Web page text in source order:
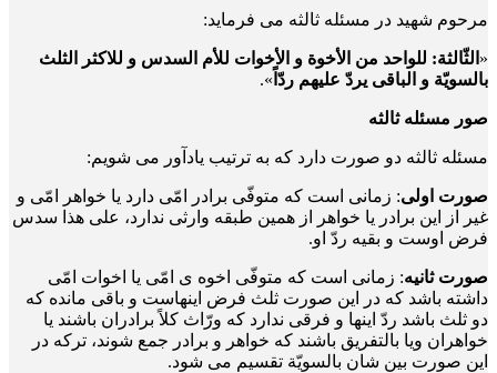
مرحوم شهید در مسئله ثالثه می فرماید:
« الثّالثة: للواحد من الأخوة و الأخوات للأم السدس و للاکثر الثلث
بالسویّة و الباقی یردّ علیهم ردّاً ».
صور مسئله ثالثه
مسئله ثالثه دو صورت دارد که به ترتیب یادآور می شویم:
صورت اولی: زمانی است که متوفّی برادر امّی دارد یا خواهر امّی و
غیر از این برادر یا خواهر از همین طبقه وارثی ندارد، علی هذا سدس
فرض اوست و بقیه ردّ او.
صورت ثانیه: زمانی است که متوفّی اخوه ی امّی یا اخوات امّی
داشته باشد که در این صورت ثلث فرض اینهاست و باقی مانده که
دو ثلث باشد ردّ اینها و فرقی ندارد که ورّاث کلاً برادران باشند یا
خواهران ویا بالتفریق باشند که خواهر و برادر جمع شوند، ترکه در
این صورت بین شان بالسویّة تقسیم می شود.